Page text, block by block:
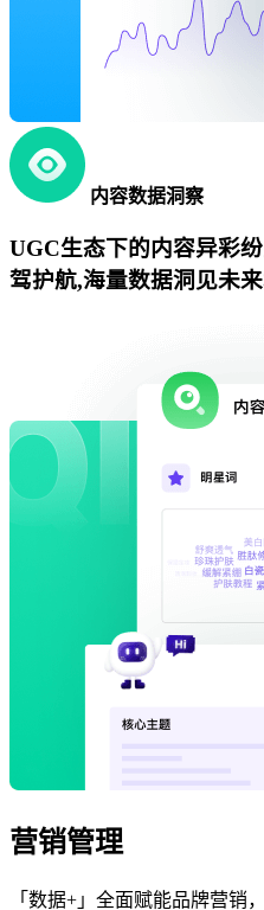
内容数据洞察
UGC生态下的内容异彩
驾护航,海量数据洞见未来
营销管理
「数据+」全面赋能品牌营销